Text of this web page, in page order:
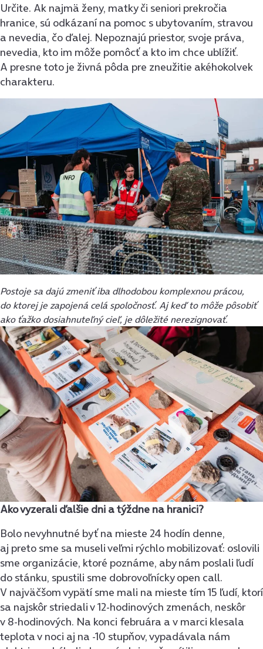
Určite. Ak najmä ženy, matky či seniori prekročia
hranice, sú odkázaní na pomoc s ubytovaním, stravou
a nevedia, čo ďalej. Nepoznajú priestor, svoje práva,
nevedia, kto im môže pomôcť a kto im chce ublížiť.
A presne toto je živná pôda pre zneužitie akéhokolvek
charakteru.
Postoje sa dajú zmeniť iba dlhodobou komplexnou prácou,
do ktorej je zapojená celá spoločnosť. Aj keď to môže pôsobiť
ako ťažko dosiahnuteľný cieľ, je dôležité nerezignovať.
Ako vyzerali ďalšie dni a týždne na hranici?
Bolo nevyhnutné byť na mieste 24 hodín denne,
aj preto sme sa museli veľmi rýchlo mobilizovať: oslovili
sme organizácie, ktoré poznáme, aby nám poslali ľudí
do stánku, spustili sme dobrovoľnícky open call.
V najväčšom vypätí sme mali na mieste tím 15 ľudí, ktorí
sa najskôr striedali v 12-hodinových zmenách, neskôr
v 8-hodinových. Na konci februára a v marci klesala
teplota v noci aj na -10 stupňov, vypadávala nám